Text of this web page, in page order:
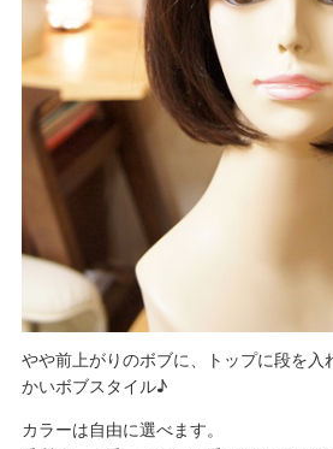
やや前上がりのボブに、トップに段を入
かいボブスタイル♪
カラーは自由に選べます。